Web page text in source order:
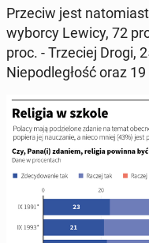
Przeciw jest
wyborcy Lewicy, 72
proc. - Trze­ciej Drogi,
Nie­pod­le­głość oraz 19